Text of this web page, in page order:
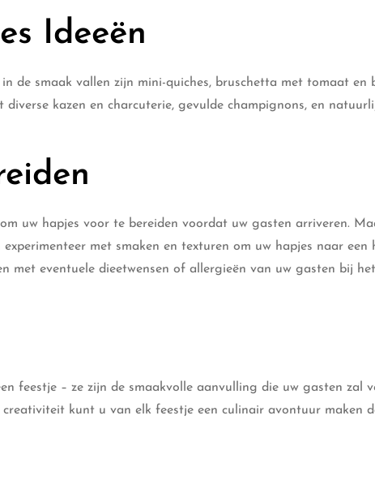
Ideeën
de smaak vallen zijn mini-quiches, bruschetta met tomaat en
diverse kazen en charcuterie, gevulde champignons, en
uw hapjes voor te bereiden voordat uw gasten arriveren.
met smaken en texturen om uw hapjes naar een
met eventuele dieetwensen of allergieën van uw gasten bij
feestje – ze zijn de smaakvolle aanvulling die uw gasten zal
kunt u van elk feestje een culinair avontuur maken